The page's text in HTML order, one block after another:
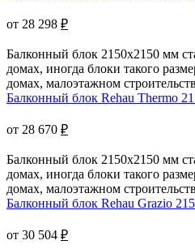
от 28 298 ₽
Балконный блок 2150x2150 мм
домах, иногда блоки такого
домах, малоэтажном
Балконный блок Rehau Thermo
от 28 670 ₽
Балконный блок 2150x2150 мм
домах, иногда блоки такого
домах, малоэтажном
Балконный блок Rehau Grazio
от 30 504 ₽